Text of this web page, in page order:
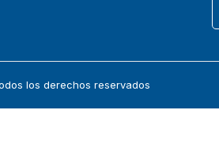
los derechos reservados